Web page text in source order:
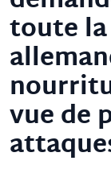
toute
vue de